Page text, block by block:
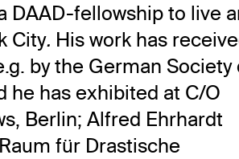
DAAD-fellowship to live
City. His work has
by the German Society
he has exhibited at C/O
Berlin; Alfred Ehrhardt
für Drastische